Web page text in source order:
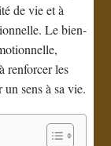
de vie et à
Le bien-
renforcer les
sens à sa vie.